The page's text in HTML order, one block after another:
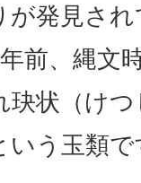
が発見され
前、縄文
玦状（けつ
う玉類で